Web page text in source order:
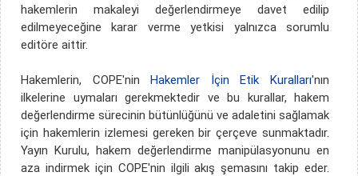
hakemlerin makaleyi değerlendirmeye davet edilip
edilmeyeceğine karar verme yetkisi yalnızca sorumlu
editöre aittir.
Hakemlerin, COPE'ninHakemler İçin Etik Kuralları'nın
ilkelerine uymaları gerekmektedir ve bu kurallar, hakem
değerlendirme sürecinin bütünlüğünü ve adaletini sağlamak
için hakemlerin izlemesi gereken bir çerçeve sunmaktadır.
Yayın Kurulu, hakem değerlendirme manipülasyonunu en
aza indirmek için COPE'nin ilgili akış şemasını takip eder.